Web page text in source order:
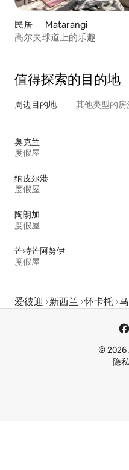
民居 ｜ Matarangi
高尔夫球道上的乐趣
值得探索的目的地
周边目的地 其他类型的房
奥克兰
度假屋
纳皮尔港
度假屋
陶朗加
度假屋
芒特芒阿努伊
度假屋
爱彼迎 新西兰 怀卡托
© 2026
隐私